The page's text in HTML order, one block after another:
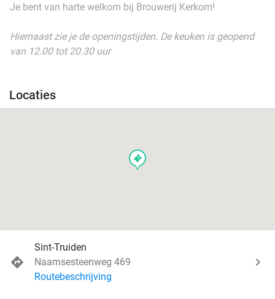
Je bent van harte welkom bij Brouwerij Kerkom!
Hiernaast zie je de openingstijden. De keuken is geopend
van 12.00 tot 20.30 uur
Locaties
events
Sint-Truiden
Naamsesteenweg 469
Routebeschrijving